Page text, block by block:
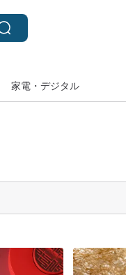
家電・デジタル